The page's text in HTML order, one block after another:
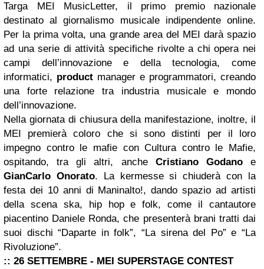
Targa MEI MusicLetter, il primo premio nazionale
destinato al giornalismo musicale indipendente online.
Per la prima volta, una grande area del MEI darà spazio
ad una serie di attività specifiche rivolte a chi opera nei
campi dell’innovazione e della tecnologia, come
informatici, product manager e programmatori, creando
una forte relazione tra industria musicale e mondo
dell’innovazione.
Nella giornata di chiusura della manifestazione, inoltre, il
MEI premierà coloro che si sono distinti per il loro
impegno contro le mafie con Cultura contro le Mafie,
ospitando, tra gli altri, anche Cristiano Godanoe
GianCarlo Onorato. La kermesse si chiuderà con la
festa dei 10 anni di Maninalto!, dando spazio ad artisti
della scena ska, hip hop e folk, come il cantautore
piacentino Daniele Ronda, che presenterà brani tratti dai
suoi dischi “Daparte in folk”, “La sirena del Po” e “La
Rivoluzione”.
:: 26 SETTEMBRE - MEI SUPERSTAGE CONTEST